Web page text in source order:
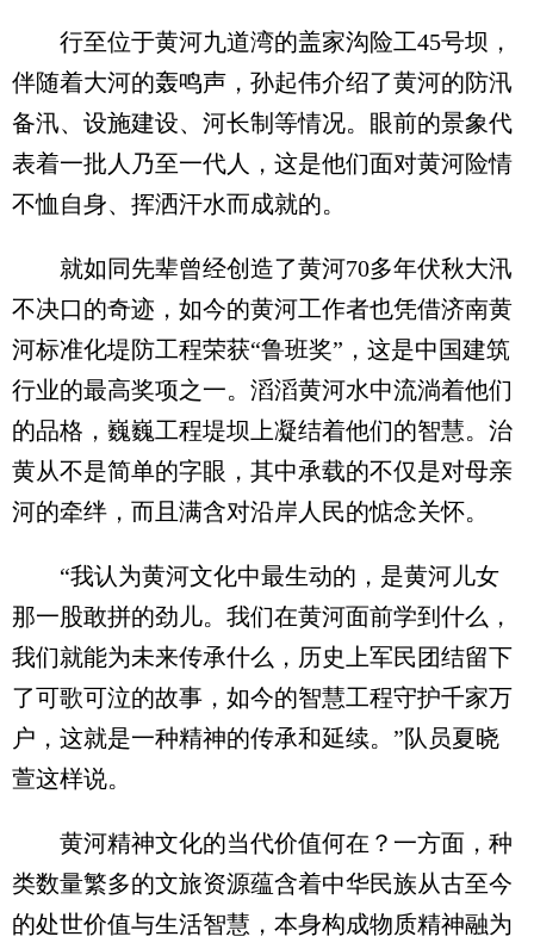
行至位于黄河九道湾的盖家沟险工45号坝，
伴随着大河的轰鸣声，孙起伟介绍了黄河的防汛
备汛、设施建设、河长制等情况。眼前的景象代
表着一批人乃至一代人，这是他们面对黄河险情
不恤自身、挥洒汗水而成就的。
就如同先辈曾经创造了黄河70多年伏秋大汛
不决口的奇迹，如今的黄河工作者也凭借济南黄
河标准化堤防工程荣获“鲁班奖”，这是中国建筑
行业的最高奖项之一。滔滔黄河水中流淌着他们
的品格，巍巍工程堤坝上凝结着他们的智慧。治
黄从不是简单的字眼，其中承载的不仅是对母亲
河的牵绊，而且满含对沿岸人民的惦念关怀。
“我认为黄河文化中最生动的，是黄河儿女
那一股敢拼的劲儿。我们在黄河面前学到什么，
我们就能为未来传承什么，历史上军民团结留下
了可歌可泣的故事，如今的智慧工程守护千家万
户，这就是一种精神的传承和延续。”队员夏晓
萱这样说。
黄河精神文化的当代价值何在？一方面，种
类数量繁多的文旅资源蕴含着中华民族从古至今
的处世价值与生活智慧，本身构成物质精神融为